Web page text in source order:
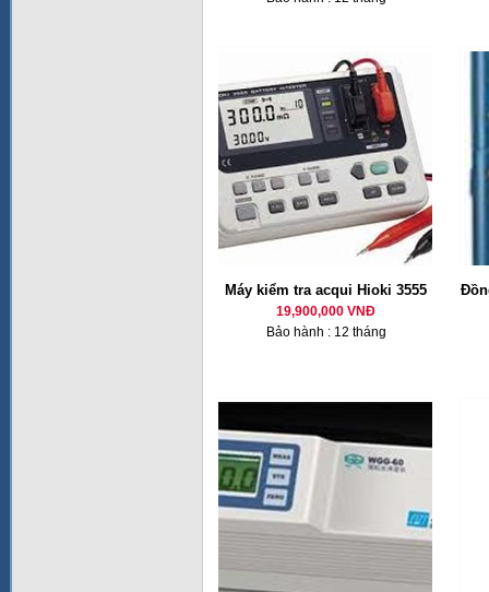
Máy kiểm tra acqui Hioki 3555
19,900,000 VNĐ
Bảo hành : 12 tháng